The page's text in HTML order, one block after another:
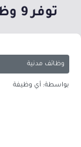
توفر 9 وظائف مُتعددة (دبلوم فأعلى)
وظائف مدنية
بواسطة: أي وظيفة